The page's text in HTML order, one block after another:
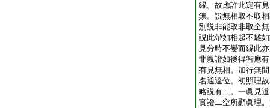
縁。故應許此定有
無。説無相取不取
別説非能取非取全
説此帶如相起不離
見分時不變而縁此
非親證如後得智應
有見無相。加行無
名通達位。初照理
略説有二。一眞見
實證二空所顯眞理